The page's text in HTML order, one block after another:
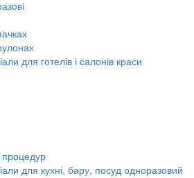
для готелів і салонів краси
для кухні, бару, посуд одноразовий